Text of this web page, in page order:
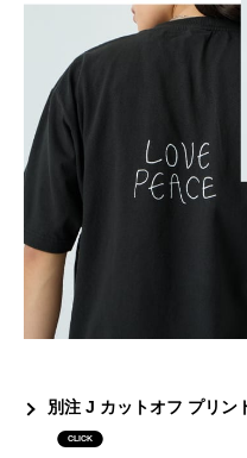
別注 J カットオフ プリ